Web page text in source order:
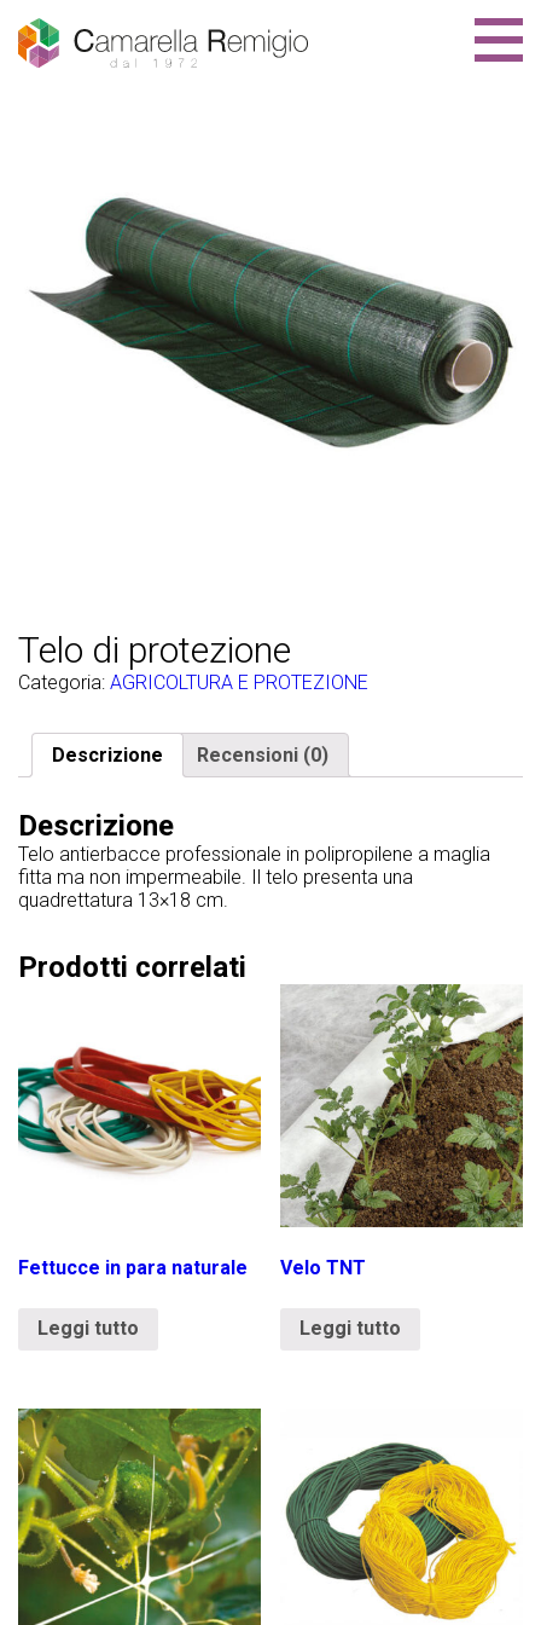
Telo di protezione
Categoria: AGRICOLTURA E PROTEZIONE
Descrizione Recensioni (0)
Descrizione
Telo antierbacce professionale in polipropilene a maglia
fitta ma non impermeabile. Il telo presenta una
quadrettatura 13×18 cm.
Prodotti correlati
Fettucce in para naturale
Leggi tutto
Velo TNT
Leggi tutto